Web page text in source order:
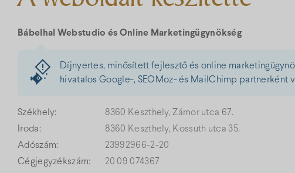
Bábelhal Webstudio és Online Marketingügynökség
Díjnyertes, minősített fejlesztő és online
hivatalos Google-, SEOMoz- és MailChimp partnerként
Székhely:
8360 Keszthely, Zámor utca 67.
Iroda:
8360 Keszthely, Kossuth utca 35.
Adószám:
23992966-2-20
Cégjegyzékszám:
20 09 074367